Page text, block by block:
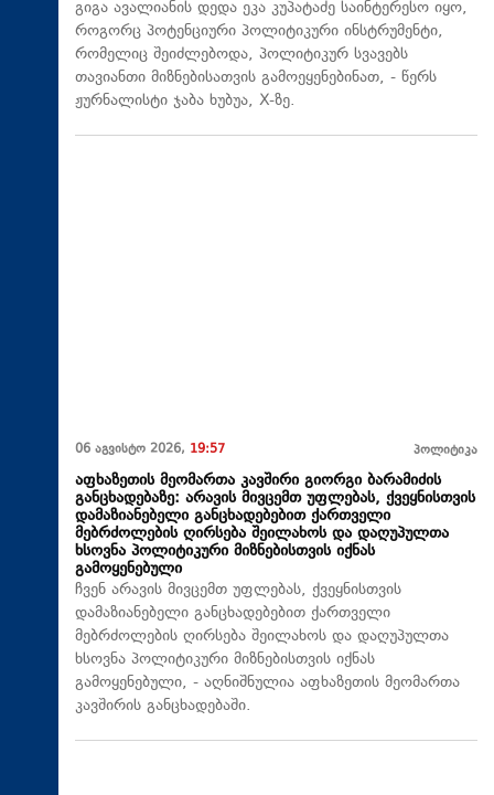
გიგა ავალიანის დედა ეკა კუპატაძე საინტერესო იყო,
როგორც პოტენციური პოლიტიკური ინსტრუმენტი,
რომელიც შეიძლებოდა, პოლიტიკურ სვავებს
თავიანთი მიზნებისათვის გამოეყენებინათ, - წერს
ჟურნალისტი ჯაბა ხუბუა, X-ზე.
06 აგვისტო 2026, 19:57 პოლიტიკა
აფხაზეთის მეომართა კავშირი გიორგი ბარამიძის
განცხადებაზე: არავის მივცემთ უფლებას, ქვეყნისთვის
დამაზიანებელი განცხადებებით ქართველი
მებრძოლების ღირსება შეილახოს და დაღუპულთა
ხსოვნა პოლიტიკური მიზნებისთვის იქნას
გამოყენებული
ჩვენ არავის მივცემთ უფლებას, ქვეყნისთვის
დამაზიანებელი განცხადებებით ქართველი
მებრძოლების ღირსება შეილახოს და დაღუპულთა
ხსოვნა პოლიტიკური მიზნებისთვის იქნას
გამოყენებული, - აღნიშნულია აფხაზეთის მეომართა
კავშირის განცხადებაში.